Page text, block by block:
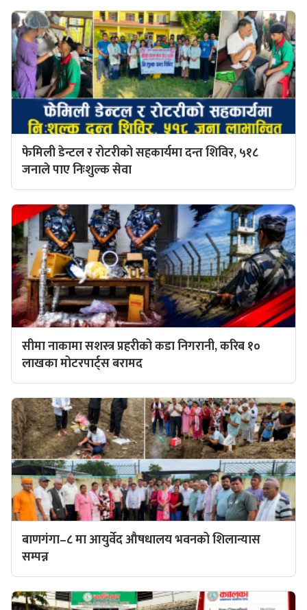
फेमिली डेन्टल र रोटरीको सहकार्यमा दन्त शिविर, ५१८
जनाले पाए निःशुल्क सेवा
सीमा नाकामा सशस्त्र प्रहरीको कडा निगरानी, करिब १०
लाखका मोटरपार्ट्स बरामद
बाणगंगा–८ मा आयुर्वेद औषधालय भवनको शिलान्यास
सम्पन्न